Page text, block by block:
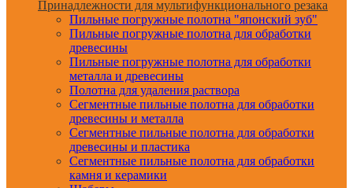
Принадлежности для мультифункционального резака
Пильные погружные полотна "японский зуб"
Пильные погружные полотна для обработки
древесины
Пильные погружные полотна для обработки
металла и древесины
Полотна для удаления раствора
Сегментные пильные полотна для обработки
древесины и металла
Сегментные пильные полотна для обработки
древесины и пластика
Сегментные пильные полотна для обработки
камня и керамики